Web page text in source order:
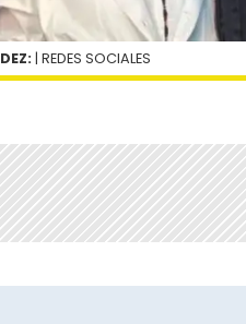
| REDES SOCIALES